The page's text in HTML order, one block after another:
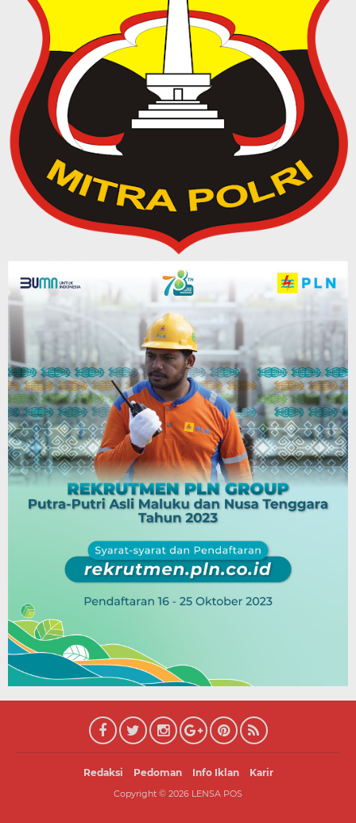
Redaksi Pedoman Info Iklan Karir
Copyright © 2026 LENSA POS